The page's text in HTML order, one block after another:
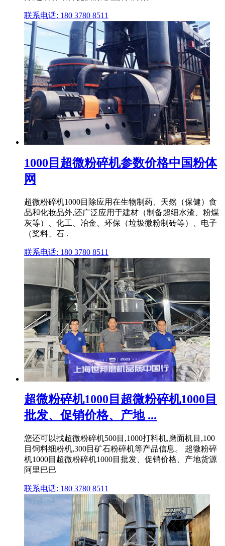
联系电话: 180 3780 8511
1000目超微粉碎机参数价格中国粉体
网
超微粉碎机1000目除应用在生物制药、天然（保健）食
品和化妆品外,还广泛应用于建材（制备超细水渣、粉煤
灰等）、化工、冶金、环保（垃圾微粉制砖等）、电子
（桨料、石 .
联系电话: 180 3780 8511
超微粉碎机1000目超微粉碎机1000目
批发、促销价格、产地 ...
您还可以找超微粉碎机500目,1000打料机,磨面机目,100
目饲料细粉机,300目矿石粉碎机等产品信息。 超微粉碎
机1000目超微粉碎机1000目批发、促销价格、产地货源
阿里巴巴
联系电话: 180 3780 8511